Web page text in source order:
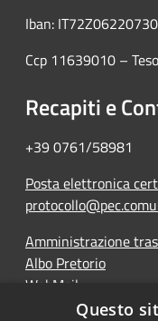
Iban:
Ccp 11639010 –
Recapiti e
+39 0761/58981
Posta elettronica
Amministrazione
Albo Pretorio
WebMail
Dichiarazione di
Questo